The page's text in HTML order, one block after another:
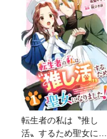
転生者の私は〝推し
活〟するため聖女にな